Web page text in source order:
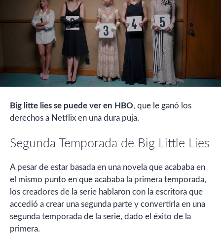
Big litte lies se puede ver en HBO, que le ganó los
derechos a Netflix en una dura puja.
Segunda Temporada de Big Little Lies
A pesar de estar basada en una novela que acababa en
el mismo punto en que acababa la primera temporada,
los creadores de la serie hablaron con la escritora que
accedió a crear una segunda parte y convertirla en una
segunda temporada de la serie, dado el éxito de la
primera.